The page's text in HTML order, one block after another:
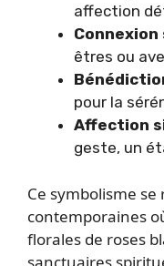
affection
êtres ou
pour la
Affection
geste, un
Ce symbolisme
contemporaines
florales de roses